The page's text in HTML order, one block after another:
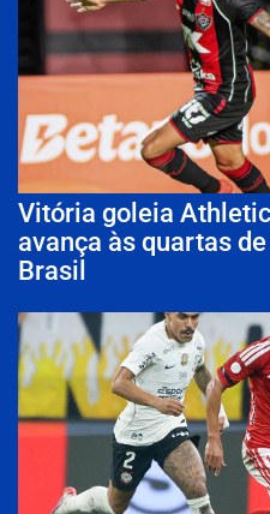
Vitória goleia
avança às quartas
Brasil